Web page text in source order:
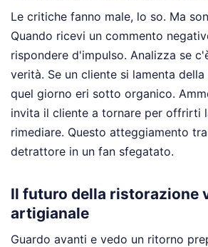
Le critiche fanno male, lo so. Ma
Quando ricevi un commento
rispondere d'impulso. Analizza se
verità. Se un cliente si lamenta
quel giorno eri sotto organico.
invita il cliente a tornare per offrirti
rimediare. Questo atteggiamento
detrattore in un fan sfegatato.
Il futuro della ristorazione
artigianale
Guardo avanti e vedo un ritorno